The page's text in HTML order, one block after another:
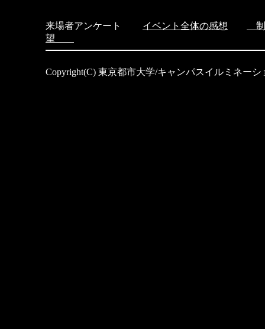
来場者アンケート イベント全体の感想
制
望
Copyright(C) 東京都市大学/キャンパスイルミネーシ